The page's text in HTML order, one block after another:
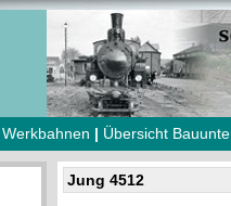
Werkbahnen | Übersicht
Jung 4512